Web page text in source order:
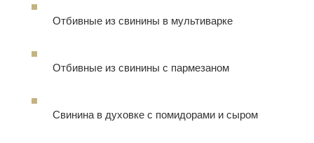
Отбивные из свинины в мультиварке
Отбивные из свинины с пармезаном
Свинина в духовке с помидорами и сыром